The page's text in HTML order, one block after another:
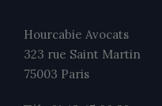
Hourcabie Avocats
323 rue Saint Martin
75003 Paris